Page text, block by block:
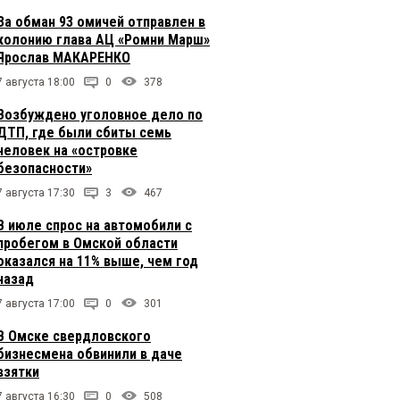
обман 93 омичей отправлен в
глава АЦ «Ромни Марш»
МАКАРЕНКО
августа 18:00 0 378
уголовное дело по
где были сбиты семь
на «островке
августа 17:30 3 467
июле спрос на автомобили с
в Омской области
на 11% выше, чем год
августа 17:00 0 301
Омске свердловского
обвинили в даче
августа 16:30 0 508